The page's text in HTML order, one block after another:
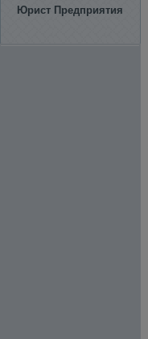
Юрист Предприятия